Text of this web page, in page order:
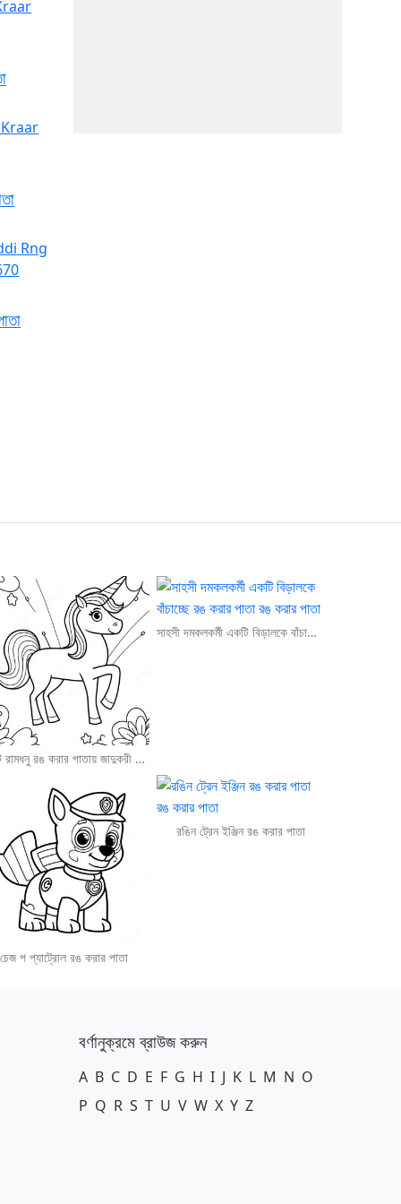
একটি রামধনু রঙ করার পাতায় জাদুকরী ইউনিকর্ন
সাহসী দমকলকর্মী একটি বিড়ালকে বাঁচাচ্ছে রঙ করার পাতা
চেজ প প্যাট্রোল রঙ করার পাতা
রঙিন ট্রেন ইঞ্জিন রঙ করার পাতা
বর্ণানুক্রমে ব্রাউজ করুন
A B C D E F G H I J K L M N O
P Q R S T U V W X Y Z